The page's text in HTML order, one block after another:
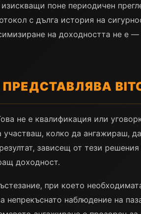
поне периодичен
с дълга история на
на доходността не е
не е квалификация или
колко да ангажираш,
зависещ от тези
доходност.
при което
непрекъснато наблюдение на